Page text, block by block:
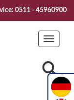
Vive la
0511 - 45960900
Toggle